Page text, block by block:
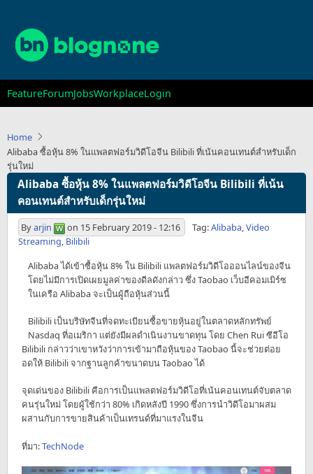
main
content
Main
navigation
FeatureForumJobsWorkplaceLogin
Home
Alibaba ซื้อหุ้น 8% ในแพลตฟอร์มวิดีโอจีน Bilibili ที่เน้นคอนเทนต์สำหรับเด็ก
รุ่นใหม่
Alibaba ซื้อหุ้น 8% ในแพลตฟอร์มวิดีโอจีน Bilibili ที่เน้น
คอนเทนต์สำหรับเด็กรุ่นใหม่
Byarjin on 15 February 2019 - 12:16 Tag:Alibaba,Video
Streaming, Bilibili
Alibaba ได้เข้าซื้อหุ้น 8% ใน Bilibili แพลตฟอร์มวิดีโอออนไลน์ของจีน
โดยไม่มีการเปิดเผยมูลค่าของดีลดังกล่าว ซึ่ง Taobao เว็บอีคอมเมิร์ซ
ในเครือ Alibaba จะเป็นผู้ถือหุ้นส่วนนี้
Bilibili เป็นบริษัทจีนที่จดทะเบียนซื้อขายหุ้นอยู่ในตลาดหลักทรัพย์
Nasdaq ที่อเมริกา แต่ยังมีผลดำเนินงานขาดทุน โดย Chen Rui ซีอีโอ
Bilibili กล่าวว่าเขาหวังว่าการเข้ามาถือหุ้นของ Taobao นี้จะช่วยต่อย
อดให้ Bilibili จากฐานลูกค้าขนาดบน Taobao ได้
จุดเด่นของ Bilibili คือการเป็นแพลตฟอร์มวิดีโอที่เน้นคอนเทนต์จับตลาด
คนรุ่นใหม่ โดยผู้ใช้กว่า 80% เกิดหลังปี 1990 ซึ่งการนำวิดีโอมาผสม
ผสานกับการขายสินค้าเป็นเทรนด์ที่มาแรงในจีน
ที่มา:TechNode